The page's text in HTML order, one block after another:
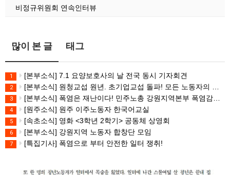
비정규위원회 연속인터뷰
많이 본 글 태그
1 [본부소식] 7.1 요양보호사의 날 전국 동시 기자회견
2 [본부소식] 원청교섭 원년. 초기업교섭 돌파! 모든 노동자의 노동기본권 쟁취! 민주노총 7.15 총파업대회
3 [본부소식] 폭염은 재난이다! 민주노총 강원지역본부 폭염감시단 선포 기자회견
4 [원주소식] 원주 이주노동자 한국어교실
5 [속초소식] 영화 <3학년 2학기> 공동체 상영회
6 [본부소식] 강원지역 노동자 합창단 모임
7 [특집기사] 폭염으로 부터 안전한 일터 쟁취!